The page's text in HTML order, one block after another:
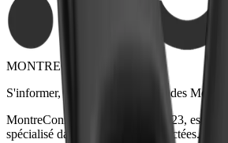
MONTRECONNECTEE.CO
S'informer, Comparer et Acheter des
MontreConnectée.Co, créé en 2023, est un
spécialisé dans les montres connectées.